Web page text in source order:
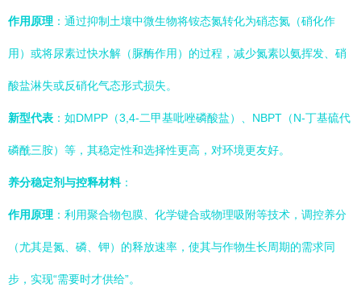
作用原理 ：通过抑制土壤中微生物将铵态氮转化为硝态氮（硝化作
用）或将尿素过快水解（脲酶作用）的过程，减少氮素以氨挥发、硝
酸盐淋失或反硝化气态形式损失。
新型代表 ：如DMPP（3,4-二甲基吡唑磷酸盐）、NBPT（N-丁基硫代
磷酰三胺）等，其稳定性和选择性更高，对环境更友好。
养分稳定剂与控释材料：
作用原理 ：利用聚合物包膜、化学键合或物理吸附等技术，调控养分
（尤其是氮、磷、钾）的释放速率，使其与作物生长周期的需求同
步，实现“需要时才供给”。